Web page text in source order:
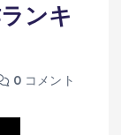
ンキ
0 コメント